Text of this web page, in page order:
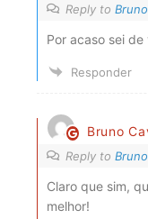
Reply to
Por acaso sei
Responder
Bruno
Reply to
Claro que sim,
melhor!